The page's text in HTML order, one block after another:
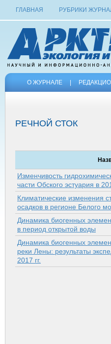
ГЛАВНАЯ РУБРИКИ
О ЖУРНАЛЕ
РЕЧНОЙ СТОК
Изменчивость
части Обского эстуария в
Климатические изменения
осадков в регионе Белого
Динамика биогенных
в период открытой воды
Динамика биогенных
реки Лены: результаты
2017 гг.